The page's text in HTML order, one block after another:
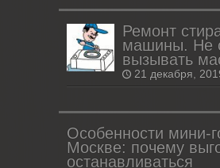
Ремонт
машины. Не
вызывать
21 декабря,
Особенности мини-
Москве: почему
останавливаться